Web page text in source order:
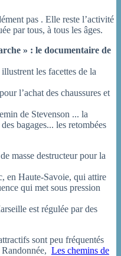
pas . Elle reste l’activité
par tous, à tous les âges.
» : le documentaire de
les facettes de la
l’achat des chaussures et
de Stevenson ... la
bagages... les retombées
masse destructeur pour la
en Haute-Savoie, qui attire
qui met sous pression
est régulée par des
sont peu fréquentés
Les chemins de